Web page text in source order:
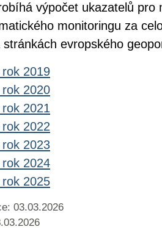
výpočet ukazatelů pro
monitoringu za
evropského
2019
2020
2021
2022
2023
2024
2025
03.03.2026